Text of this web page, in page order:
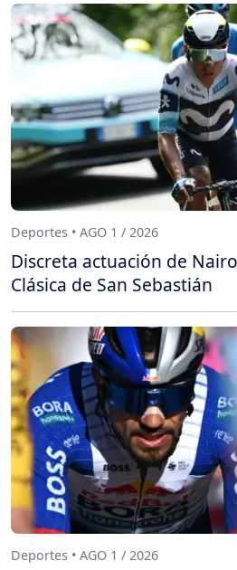
Deportes • AGO 1 / 2026
Discreta actuación de
Clásica de San Sebastián
Deportes • AGO 1 / 2026